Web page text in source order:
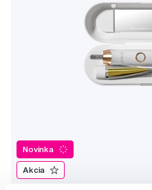
Novinka
Akcia